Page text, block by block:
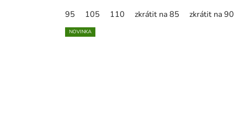
95 105 110 zkrátit na 85 zkrátit na 90
NOVINKA